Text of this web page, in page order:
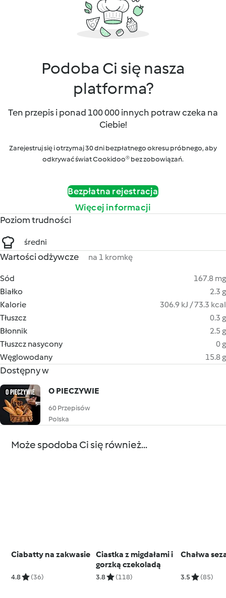
Podoba Ci się nasza
platforma?
Ten przepis i ponad 100 000 innych potraw czeka na
Ciebie!
Zarejestruj się i otrzymaj 30 dni bezpłatnego okresu próbnego, aby
odkrywać świat Cookidoo® bez zobowiązań.
Bezpłatna rejestracja
Więcej informacji
Poziom trudności
średni
Wartości odżywcze na 1 kromkę
Sód
167.8 mg
Białko
2.3 g
Kalorie
306.9 kJ / 73.3 kcal
Tłuszcz
0.3 g
Błonnik
2.5 g
Tłuszcz nasycony
0 g
Węglowodany
15.8 g
Dostępny w
O PIECZYWIE
60 Przepisów
Polska
Może spodoba Ci się również...
Ciabatty na zakwasie
4.8 (36)
Ciastka z migdałami i
gorzką czekoladą
3.8 (118)
Chałwa
3.5 (85)